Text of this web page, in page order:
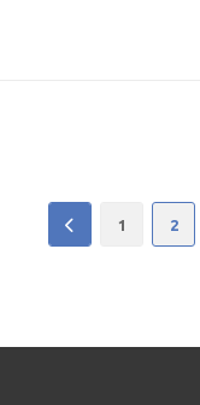
1 2